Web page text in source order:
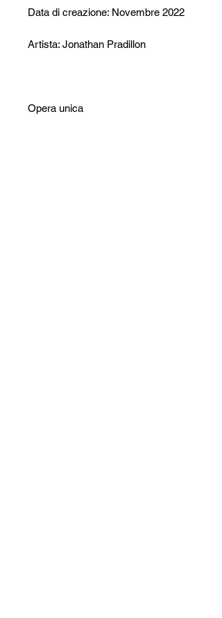
Data di creazione: Novembre 2022
Artista: Jonathan Pradillon
Opera unica